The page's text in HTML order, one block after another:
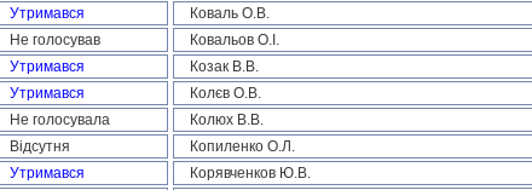
Утримався Коваль О.В.
Не голосував Ковальов О.І.
Утримався Козак В.В.
Утримався Колєв О.В.
Не голосувала Колюх В.В.
Відсутня Копиленко О.Л.
Утримався Корявченков Ю.В.